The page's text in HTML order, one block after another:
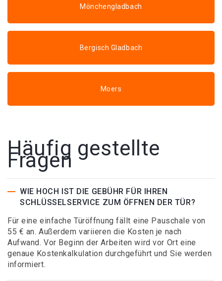
Mönchengladbach
Bergisch Gladbach
Moers
Häufig gestellte
Fragen
WIE HOCH IST DIE GEBÜHR FÜR IHREN
SCHLÜSSELSERVICE ZUM ÖFFNEN DER TÜR?
Für eine einfache Türöffnung fällt eine Pauschale von
55 € an. Außerdem variieren die Kosten je nach
Aufwand. Vor Beginn der Arbeiten wird vor Ort eine
genaue Kostenkalkulation durchgeführt und Sie werden
informiert.